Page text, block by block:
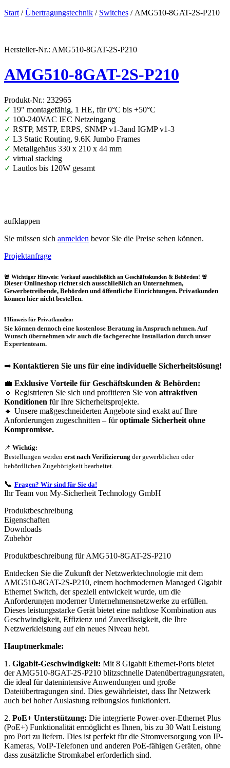
Start /Übertragungstechnik / Switches / AMG510-8GAT-2S-P210
Hersteller-Nr.: AMG510-8GAT-2S-P210
AMG510-8GAT-2S-P210
Produkt-Nr.: 232965
✓ 19" montagefähig, 1 HE, für 0°C bis +50°C
✓ 100-240VAC IEC Netzeingang
✓ RSTP, MSTP, ERPS, SNMP v1-3and IGMP v1-3
✓ L3 Static Routing, 9.6K Jumbo Frames
✓ Metallgehäus 330 x 210 x 44 mm
✓ virtual stacking
✓ Lautlos bis 120W gesamt
aufklappen
Sie müssen sich anmelden bevor Sie die Preise sehen können.
Projektanfrage
🚨 Wichtiger Hinweis: Verkauf ausschließlich an Geschäftskunden & Behörden! 🚨
Dieser Onlineshop richtet sich ausschließlich an Unternehmen,
Gewerbetreibende, Behörden und öffentliche Einrichtungen. Privatkunden
können hier nicht bestellen.
❗Hinweis für Privatkunden:
Sie können dennoch eine kostenlose Beratung in Anspruch nehmen. Auf
Wunsch übernehmen wir auch die fachgerechte Installation durch unser
Expertenteam.
➡ Kontaktieren Sie uns für eine individuelle Sicherheitslösung!
💼 Exklusive Vorteile für Geschäftskunden & Behörden:
🔹 Registrieren Sie sich und profitieren Sie von attraktiven
Konditionen für Ihre Sicherheitsprojekte.
🔹 Unsere maßgeschneiderten Angebote sind exakt auf Ihre
Anforderungen zugeschnitten – füroptimale Sicherheit ohne
Kompromisse.
📌 Wichtig:
Bestellungen werden erst nach Verifizierung der gewerblichen oder
behördlichen Zugehörigkeit bearbeitet.
📞 Fragen? Wir sind für Sie da!
Ihr Team von My-Sicherheit Technology GmbH
Produktbeschreibung
Eigenschaften
Downloads
Zubehör
Produktbeschreibung für AMG510-8GAT-2S-P210
Entdecken Sie die Zukunft der Netzwerktechnologie mit dem
AMG510-8GAT-2S-P210, einem hochmodernen Managed Gigabit
Ethernet Switch, der speziell entwickelt wurde, um die
Anforderungen moderner Unternehmensnetzwerke zu erfüllen.
Dieses leistungsstarke Gerät bietet eine nahtlose Kombination aus
Geschwindigkeit, Effizienz und Zuverlässigkeit, die Ihre
Netzwerkleistung auf ein neues Niveau hebt.
Hauptmerkmale:
1. Gigabit-Geschwindigkeit: Mit 8 Gigabit Ethernet-Ports bietet
der AMG510-8GAT-2S-P210 blitzschnelle Datenübertragungsraten,
die ideal für datenintensive Anwendungen und große
Dateiübertragungen sind. Dies gewährleistet, dass Ihr Netzwerk
auch bei hoher Auslastung reibungslos funktioniert.
2. PoE+ Unterstützung: Die integrierte Power-over-Ethernet Plus
(PoE+) Funktionalität ermöglicht es Ihnen, bis zu 30 Watt Leistung
pro Port zu liefern. Dies ist perfekt für die Stromversorgung von IP-
Kameras, VoIP-Telefonen und anderen PoE-fähigen Geräten, ohne
dass zusätzliche Stromkabel erforderlich sind.